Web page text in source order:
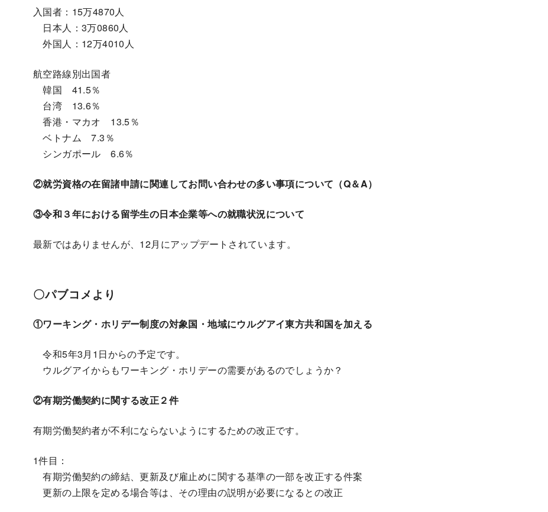
入国者：15万4870人
日本人：3万0860人
外国人：12万4010人
航空路線別出国者
韓国 41.5％
台湾 13.6％
香港・マカオ 13.5％
ベトナム 7.3％
シンガポール 6.6％
②就労資格の在留諸申請に関連してお問い合わせの多い事項について（Q＆A）
③令和３年における留学生の日本企業等への就職状況について
最新ではありませんが、12月にアップデートされています。
〇パブコメより
①ワーキング・ホリデー制度の対象国・地域にウルグアイ東方共和国を加える
令和5年3月1日からの予定です。
ウルグアイからもワーキング・ホリデーの需要があるのでしょうか？
②有期労働契約に関する改正２件
有期労働契約者が不利にならないようにするための改正です。
1件目：
有期労働契約の締結、更新及び雇止めに関する基準の一部を改正する件案
更新の上限を定める場合等は、その理由の説明が必要になるとの改正